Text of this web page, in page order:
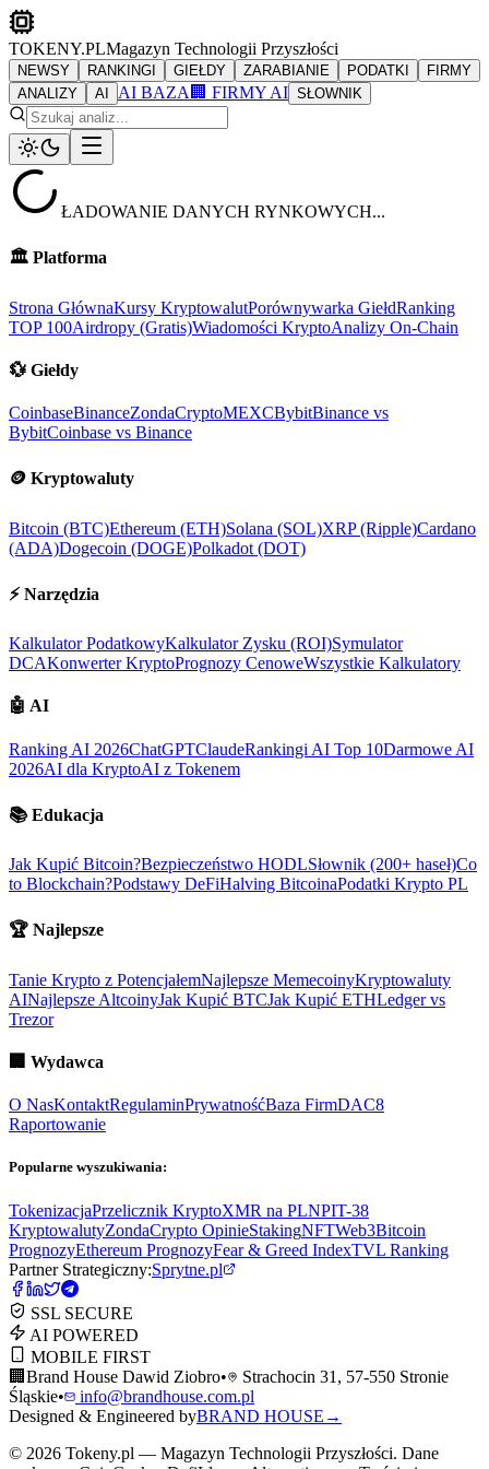
TOKENY.PLMagazyn Technologii Przyszłości
NEWSY RANKINGI GIEŁDY ZARABIANIE PODATKI
FIRMY
ANALIZY
AI AI BAZA 🏢 FIRMY AI SŁOWNIK
ŁADOWANIE DANYCH RYNKOWYCH...
🏛️ Platforma
Strona GłównaKursy KryptowalutPorównywarka GiełdRanking
TOP 100Airdropy (Gratis)Wiadomości KryptoAnalizy On-Chain
💱 Giełdy
CoinbaseBinanceZondaCryptoMEXCBybitBinance vs
BybitCoinbase vs Binance
🪙 Kryptowaluty
Bitcoin (BTC)Ethereum (ETH)Solana (SOL)XRP (Ripple)Cardano
(ADA)Dogecoin (DOGE)Polkadot (DOT)
⚡ Narzędzia
Kalkulator PodatkowyKalkulator Zysku (ROI)Symulator
DCAKonwerter KryptoPrognozy CenoweWszystkie Kalkulatory
🤖 AI
Ranking AI 2026ChatGPTClaudeRankingi AI Top 10Darmowe AI
2026AI dla KryptoAI z Tokenem
📚 Edukacja
Jak Kupić Bitcoin?Bezpieczeństwo HODLSłownik (200+ haseł)Co
to Blockchain?Podstawy DeFiHalving BitcoinaPodatki Krypto PL
🏆 Najlepsze
Tanie Krypto z PotencjałemNajlepsze MemecoinyKryptowaluty
AINajlepsze AltcoinyJak Kupić BTCJak Kupić ETHLedger vs
Trezor
🏢 Wydawca
O NasKontaktRegulaminPrywatnośćBaza FirmDAC8
Raportowanie
Popularne wyszukiwania:
TokenizacjaPrzelicznik KryptoXMR na PLNPIT-38
KryptowalutyZondaCrypto OpinieStakingNFTWeb3Bitcoin
PrognozyEthereum PrognozyFear & Greed IndexTVL Ranking
Partner Strategiczny:Sprytne.pl
SSL SECURE
AI POWERED
MOBILE FIRST
🏢 Brand House Dawid Ziobro•
Strachocin 31, 57-550 Stronie
Śląskie•
info@brandhouse.com.pl
Designed & Engineered byBRAND HOUSE →
© 2026 Tokeny.pl — Magazyn Technologii Przyszłości. Dane